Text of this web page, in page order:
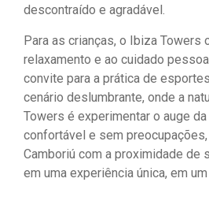
descontraído e agradável.
Para as crianças, o Ibiza
relaxamento e ao cuidado
convite para a prática de
cenário deslumbrante, onde a
Towers é experimentar o auge
confortável e sem
Camboriú com a proximidade de
em uma experiência única, em